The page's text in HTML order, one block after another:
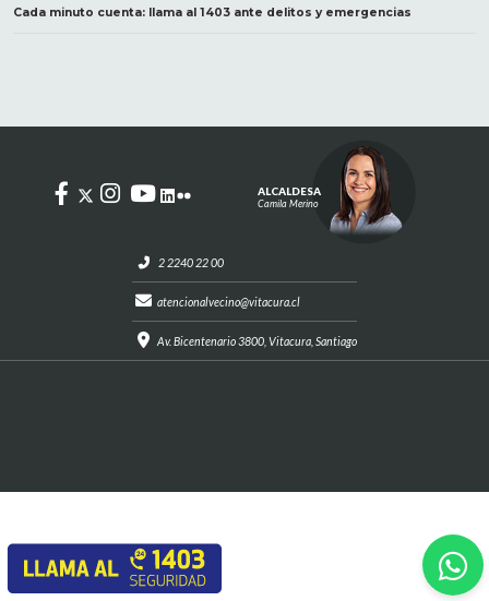
Cada minuto cuenta: llama al 1403 ante delitos y emergencias
2 2240 22 00
atencionalvecino@vitacura.cl
Av. Bicentenario 3800, Vitacura, Santiago
ALCALDESA
Camila Merino